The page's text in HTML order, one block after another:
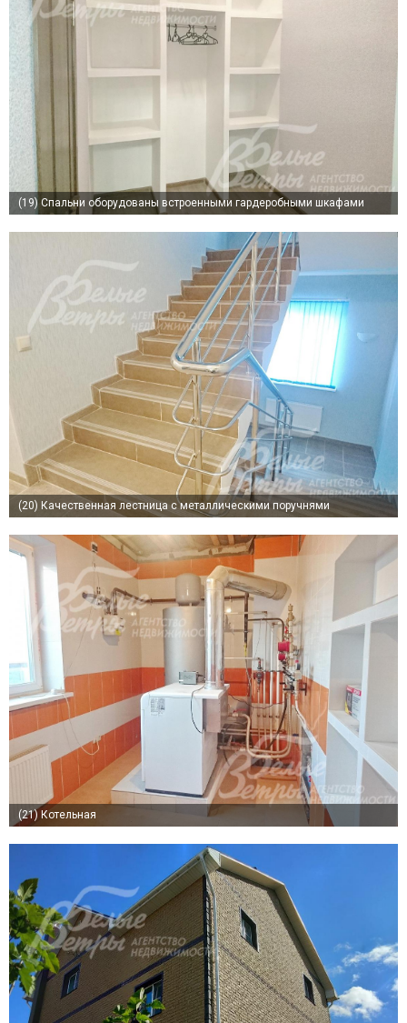
(19) Спальни оборудованы встроенными гардеробными шкафами
(20) Качественная лестница с металлическими поручнями
(21) Котельная